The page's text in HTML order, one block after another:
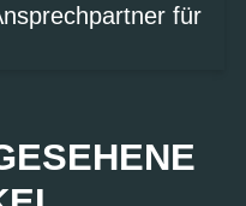
für